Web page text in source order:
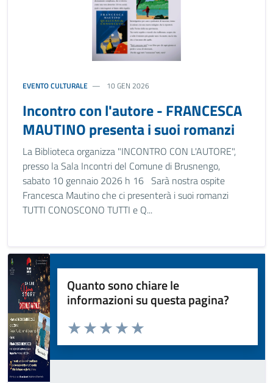
EVENTO CULTURALE 10 GEN 2026
Incontro con l'autore - FRANCESCA
MAUTINO presenta i suoi romanzi
La Biblioteca organizza "INCONTRO CON L'AUTORE",
presso la Sala Incontri del Comune di Brusnengo,
sabato 10 gennaio 2026 h 16 Sarà nostra ospite
Francesca Mautino che ci presenterà i suoi romanzi
TUTTI CONOSCONO TUTTI e Q...
Quanto sono chiare le
informazioni su questa pagina?
Valuta da 1 a 5 stelle la pagina
Valuta 5 stelle su 5
Valuta 4 stelle su 5
Valuta 3 stelle su 5
Valuta 2 stelle su 5
Valuta 1 stelle su 5